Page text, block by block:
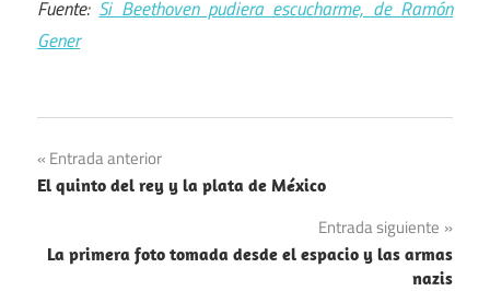
Fuente: Si Beethoven pudiera escucharme, de Ramón
Gener
Navegación
de
entradas
Entrada anterior
El quinto del rey y la plata de México
Entrada siguiente
La primera foto tomada desde el espacio y las armas
nazis